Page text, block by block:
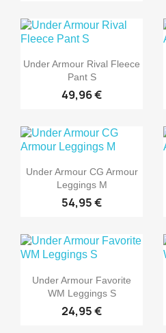
Under Armour Rival Fleece
Pant S
49,96 €
Under Armour CG Armour
Leggings M
54,95 €
Under Armour Favorite
WM Leggings S
24,95 €